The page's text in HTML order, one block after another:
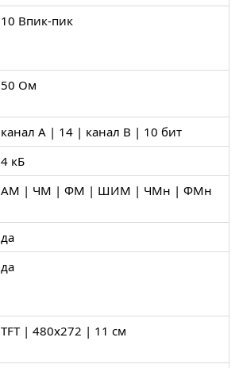
10 Впик-пик
50 Ом
канал A | 14 | канал B | 10 бит
4 кБ
АМ | ЧМ | ФМ | ШИМ | ЧМн | ФМн
да
да
TFT | 480х272 | 11 см